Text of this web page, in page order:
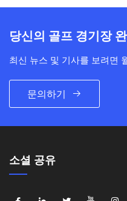
당신의 골프 경기장
최신 뉴스 및 기사를 보려면
문의하기
소셜 공유